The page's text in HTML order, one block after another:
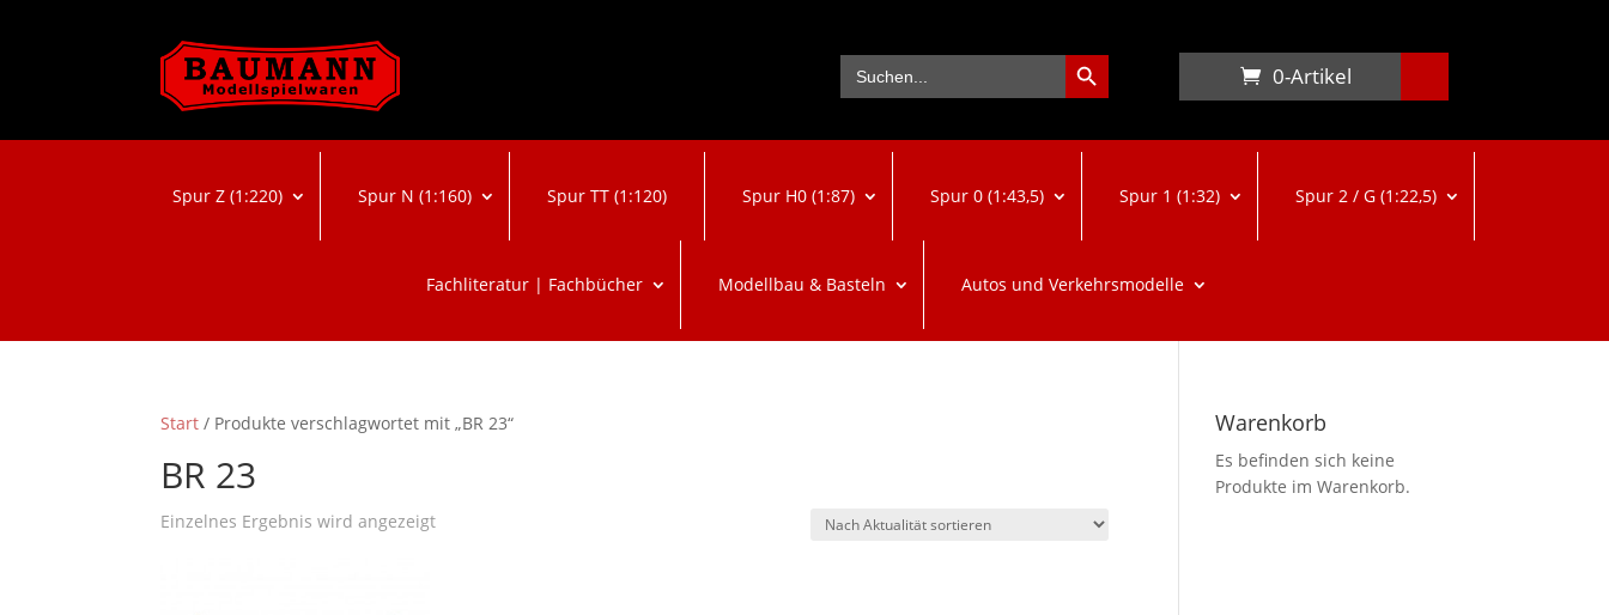
Search
for:
Search Button
0-Artikel
Spur Z (1:220) Spur N (1:160) Spur TT (1:120) Spur H0 (1:87) Spur 0 (1:43,5) Spur 1 (1:32) Spur 2 / G (1:22,5)
Fachliteratur | Fachbücher Modellbau & Basteln Autos und Verkehrsmodelle
Start / Produkte verschlagwortet mit „BR 23“
BR 23
Einzelnes Ergebnis wird angezeigt
Warenkorb
Es befinden sich keine
Produkte im Warenkorb.